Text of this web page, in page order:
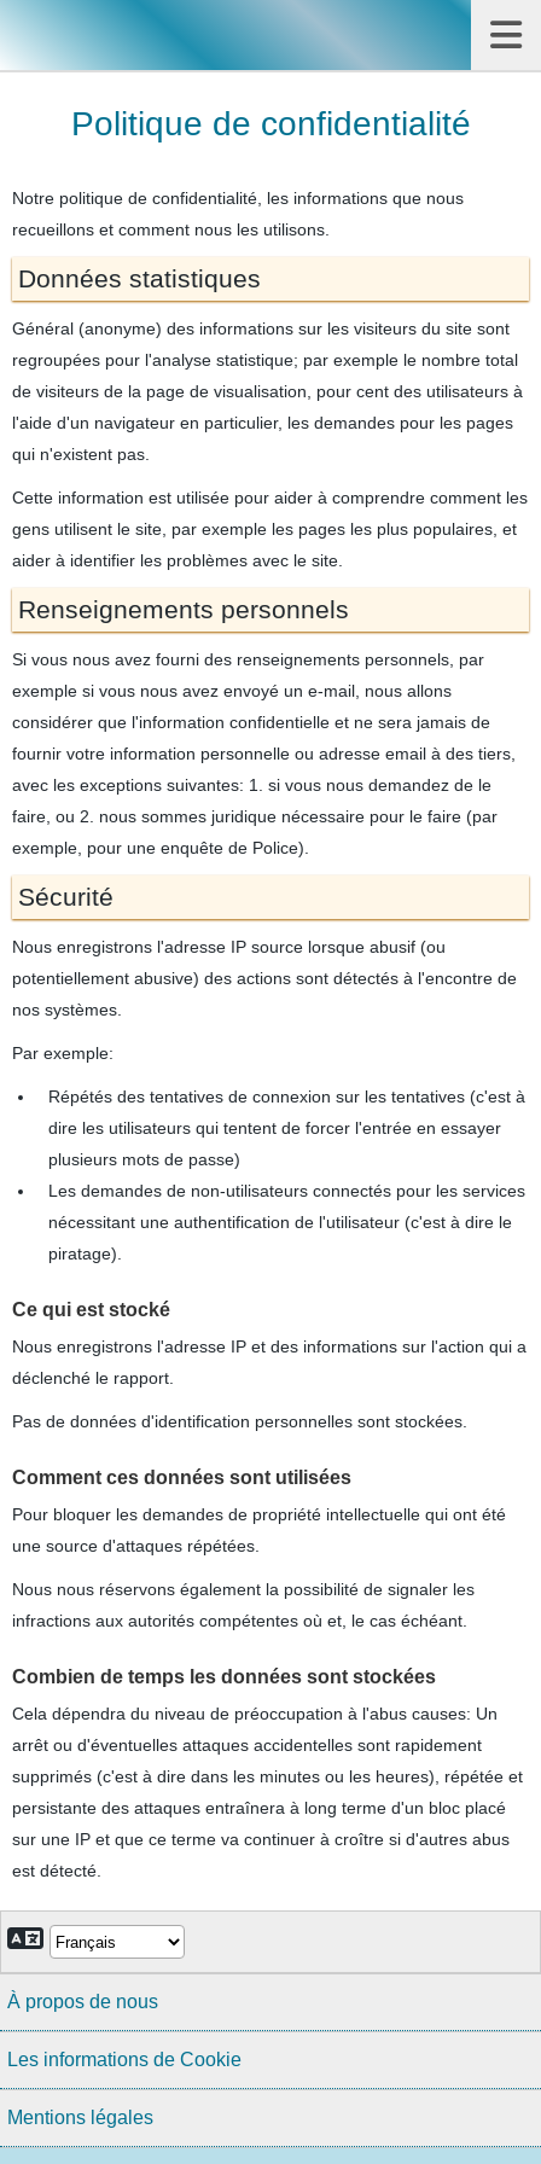
Politique de confidentialité
Notre politique de confidentialité, les informations que nous
recueillons et comment nous les utilisons.
Données statistiques
Général (anonyme) des informations sur les visiteurs du site sont
regroupées pour l'analyse statistique; par exemple le nombre total
de visiteurs de la page de visualisation, pour cent des utilisateurs à
l'aide d'un navigateur en particulier, les demandes pour les pages
qui n'existent pas.
Cette information est utilisée pour aider à comprendre comment les
gens utilisent le site, par exemple les pages les plus populaires, et
aider à identifier les problèmes avec le site.
Renseignements personnels
Si vous nous avez fourni des renseignements personnels, par
exemple si vous nous avez envoyé un e-mail, nous allons
considérer que l'information confidentielle et ne sera jamais de
fournir votre information personnelle ou adresse email à des tiers,
avec les exceptions suivantes: 1. si vous nous demandez de le
faire, ou 2. nous sommes juridique nécessaire pour le faire (par
exemple, pour une enquête de Police).
Sécurité
Nous enregistrons l'adresse IP source lorsque abusif (ou
potentiellement abusive) des actions sont détectés à l'encontre de
nos systèmes.
Par exemple:
Répétés des tentatives de connexion sur les tentatives (c'est à
dire les utilisateurs qui tentent de forcer l'entrée en essayer
plusieurs mots de passe)
Les demandes de non-utilisateurs connectés pour les services
nécessitant une authentification de l'utilisateur (c'est à dire le
piratage).
Ce qui est stocké
Nous enregistrons l'adresse IP et des informations sur l'action qui a
déclenché le rapport.
Pas de données d'identification personnelles sont stockées.
Comment ces données sont utilisées
Pour bloquer les demandes de propriété intellectuelle qui ont été
une source d'attaques répétées.
Nous nous réservons également la possibilité de signaler les
infractions aux autorités compétentes où et, le cas échéant.
Combien de temps les données sont stockées
Cela dépendra du niveau de préoccupation à l'abus causes: Un
arrêt ou d'éventuelles attaques accidentelles sont rapidement
supprimés (c'est à dire dans les minutes ou les heures), répétée et
persistante des attaques entraînera à long terme d'un bloc placé
sur une IP et que ce terme va continuer à croître si d'autres abus
est détecté.
À propos de nous
Les informations de Cookie
Mentions légales